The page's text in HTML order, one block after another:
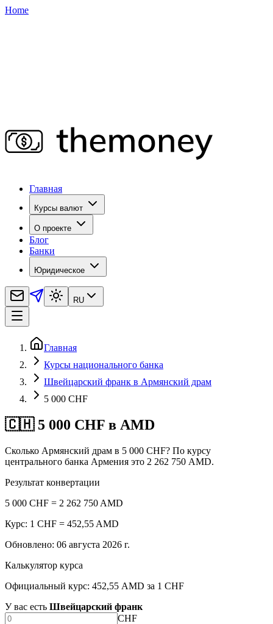
Home
Главная
Курсы валют
О проекте
Блог
Банки
Юридическое
RU
Главная
Курсы национального банка
Швейцарский франк в Армянский драм
5 000 CHF
🇨🇭 5 000 CHF в AMD
Сколько Армянский драм в 5 000 CHF? По курсу
центрального банка Армения это 2 262 750 AMD.
Результат конвертации
5 000 CHF = 2 262 750 AMD
Курс: 1 CHF = 452,55 AMD
Обновлено: 06 августа 2026 г.
Калькулятор курса
Официальный курс: 452,55 AMD за 1 CHF
У вас есть Швейцарский франк
CHF